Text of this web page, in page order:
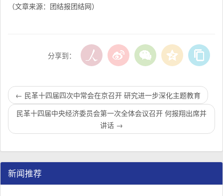
（文章来源：团结报团结网）
分享到：
← 民革十四届四次中常会在京召开 研究进一步深化主题教育
民革十四届中央经济委员会第一次全体会议召开 何报翔出席并
讲话 →
新闻推荐
民革江苏省企业家联谊会工作座谈会在宁召开
1/3 李惠东率队来江苏省淮安市调研：聚焦民革党员之家建设管
2/3 民革江苏省委召开“主题教育活动” 领导班子民主生活会
3/3